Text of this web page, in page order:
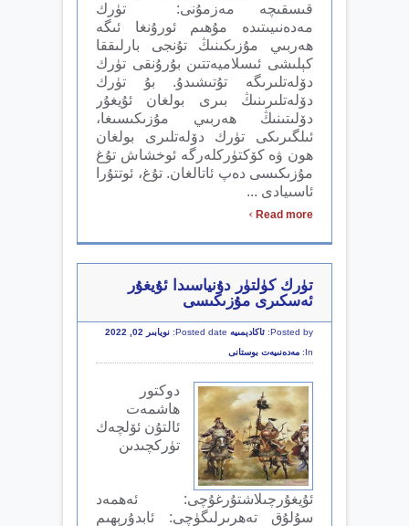
قىسقىچە مەزمۇنى: تۈرك
مەدەنىيىتىدە مۇھىم ئورۇنغا ئىگە
ھەربىي مۇزىكىنىڭ تۇنجى بارلىققا
كېلىشى ئىسلاميەتتىن بۇرۇنقى تۈرك
دۆلەتلىرىگە تۇتىشىدۇ. بۇ تۈرك
دۆلەتلىرىنىڭ بىرى بولغان ئۇيغۇر
دۆلىتىنىڭ ھەربىي مۇزىكىسىغا،
ئىلگىرىكى تۈرك دۆلەتلىرى بولغان
ھون ۋە كۆكتۈركلەرگە ئوخشاش تۇغ
مۇزىكىسى دەپ ئاتالغان. تۇغ، ئوتتۇرا
ئاسىيادى ...
Read more
›
تۈرك كۈلتۈر دۇنياسىدا ئۇيغۇر
ئەسكىرى مۇزىكىسى
Posted by: ئاكادېمىيە Posted date: نويابىر 02, 2022
In:
مەدەنىيەت بوستانى
دوكتور
ھاشمەت
ئالتۇن ئۆلچەك
تۈركچىدىن
ئۇيغۇرچىلاشتۇرغۇچى: ئەھمەد
سۇلۇق تەھرىرلىگۈچى: ئابدۇرېھىم